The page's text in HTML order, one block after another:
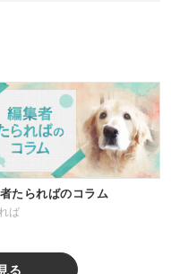
たらればのコラム
ば
る